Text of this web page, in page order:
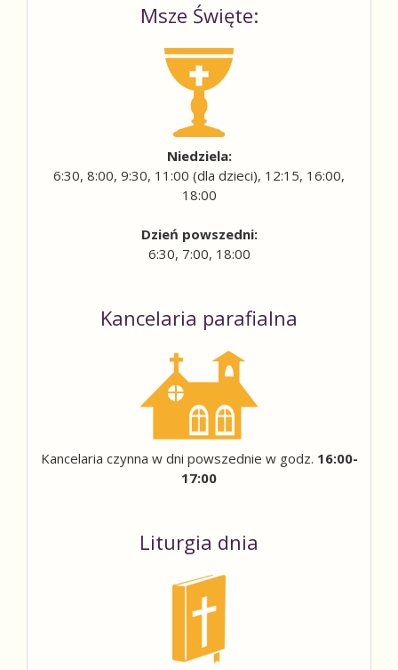
Msze Święte:
Niedziela:
6:30, 8:00, 9:30, 11:00 (dla dzieci), 12:15, 16:00,
18:00
Dzień powszedni:
6:30, 7:00, 18:00
Kancelaria parafialna
Kancelaria czynna w dni powszednie w godz. 16:00-
17:00
Liturgia dnia